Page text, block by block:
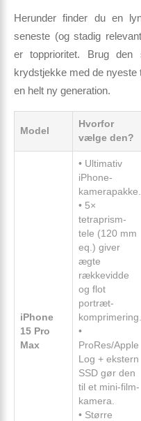
Herunder finder du en
seneste (og stadig
er topprioritet. Brug
krydstjekke med de nyeste
en helt ny generation.
Model
Hvorfor
vælge den?
iPhone
15 Pro
Max
• Ultimativ
iPhone-
kamerapakke.
• 5×
tetraprism-
tele (120 mm
eq.) giver
ægte
rækkevidde
og flot
portræt-
komprimering.
•
ProRes/Apple
Log + ekstern
SSD gør den
til et mini-film-
kamera.
• Større